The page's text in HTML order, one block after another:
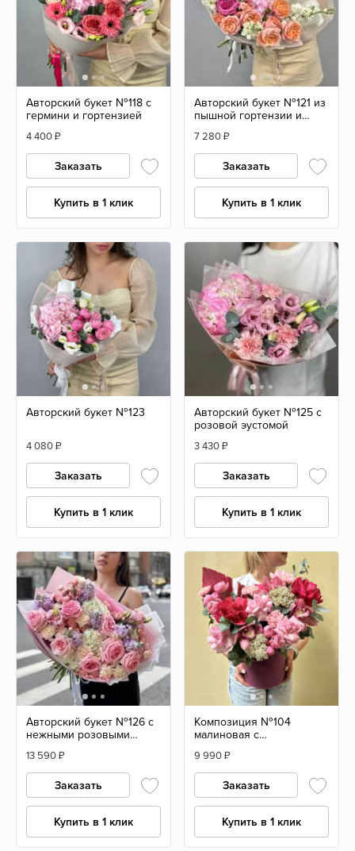
Авторский букет №118 с
гермини и гортензией
4 400₽
Заказать
Купить в 1 клик
Авторский букет №121 из
пышной гортензии и
7 280₽
Заказать
Купить в 1 клик
Авторский букет №123
4 080₽
Заказать
Купить в 1 клик
Авторский букет №125 с
розовой эустомой
3 430₽
Заказать
Купить в 1 клик
Авторский букет №126 с
нежными розовыми
13 590₽
Заказать
Купить в 1 клик
Композиция №104
малиновая с
9 990₽
Заказать
Купить в 1 клик